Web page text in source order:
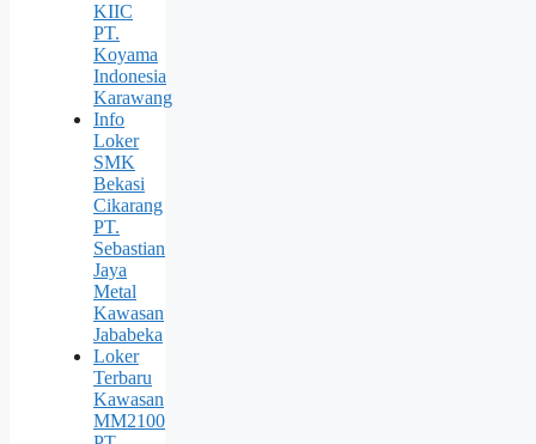
KIIC
PT.
Koyama
Indonesia
Karawang
Info
Loker
SMK
Bekasi
Cikarang
PT.
Sebastian
Jaya
Metal
Kawasan
Jababeka
Loker
Terbaru
Kawasan
MM2100